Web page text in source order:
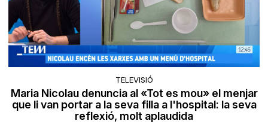
TELEVISIÓ
Maria Nicolau denuncia al «Tot es mou» el menjar
que li van portar a la seva filla a l'hospital: la seva
reflexió, molt aplaudida